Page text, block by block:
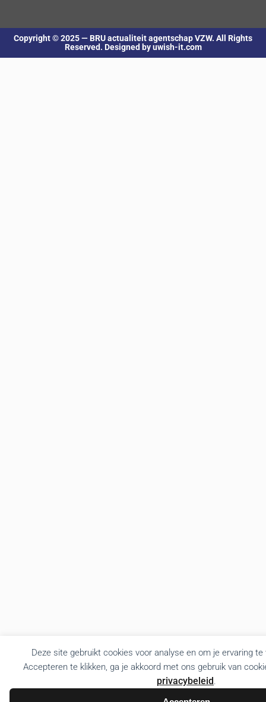
Deze site gebruikt cookies voor analyse en om je ervaring
Accepteren te klikken, ga je akkoord met ons gebruik van
privacybeleid.
Copyright © 2025 — BRU actualiteit agentschap VZW. All Rights
Reserved. Designed by uwish-it.com